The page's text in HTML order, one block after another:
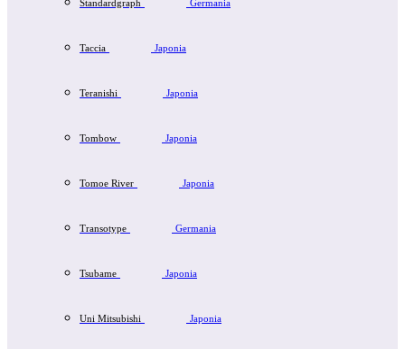
Standardgraph Germania
Taccia Japonia
Teranishi Japonia
Tombow Japonia
Tomoe River Japonia
Transotype Germania
Tsubame Japonia
Uni Mitsubishi Japonia